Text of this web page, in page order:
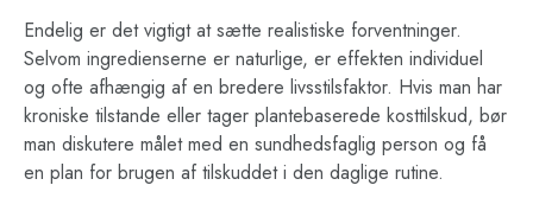
Endelig er det vigtigt at sætte realistiske forventninger.
Selvom ingredienserne er naturlige, er effekten individuel
og ofte afhængig af en bredere livsstilsfaktor. Hvis man har
kroniske tilstande eller tager plantebaserede kosttilskud, bør
man diskutere målet med en sundhedsfaglig person og få
en plan for brugen af tilskuddet i den daglige rutine.